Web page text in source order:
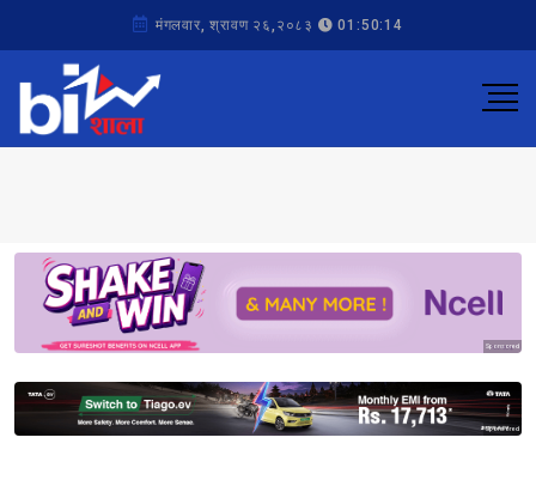
मंगलवार, श्रावण २६,२०८३ 01:50:14
Sponsored
Sponsored